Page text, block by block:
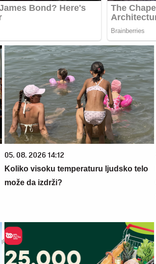
05. 08. 2026 14:12
Koliko visoku temperaturu ljudsko telo
može da izdrži?